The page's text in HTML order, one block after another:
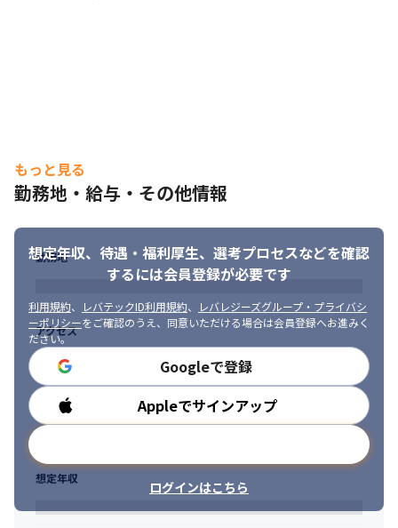
もっと見る
勤務地・給与・その他情報
想定年収、待遇・福利厚生、 選考プロセスなどを確認
するには会員登録が必要です
利用規約、 レバテックID利用規約、
レバレジーズグループ・プライバシ
ーポリシーをご確認のうえ、同意いただける場合は会員登録へお進みく
ださい。
Googleで登録
Appleでサインアップ
ログインはこちら
勤務地
アクセス
勤務時間
想定年収